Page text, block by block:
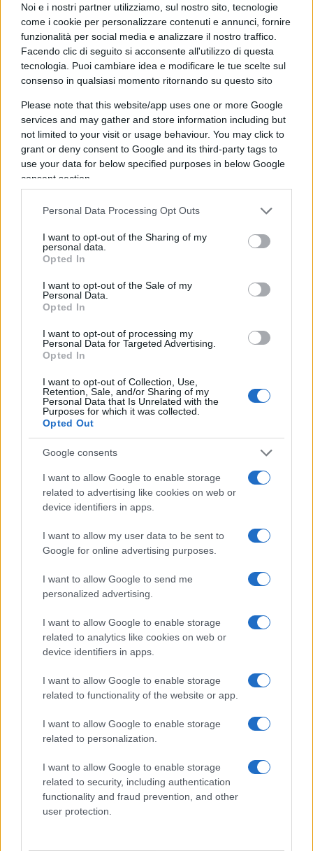
Noi e i nostri partner utilizziamo, sul nostro sito, tecnologie
come i cookie per personalizzare contenuti e annunci, fornire
funzionalità per social media e analizzare il nostro traffico.
Facendo clic di seguito si acconsente all'utilizzo di questa
tecnologia. Puoi cambiare idea e modificare le tue scelte sul
consenso in qualsiasi momento ritornando su questo sito
Please note that this website/app uses one or more Google
services and may gather and store information including but
not limited to your visit or usage behaviour. You may click to
grant or deny consent to Google and its third-party tags to
use your data for below specified purposes in below Google
consent section.
Personal Data Processing Opt Outs
I want to opt-out of the Sharing of my
personal data.
Opted In
I want to opt-out of the Sale of my
Personal Data.
Opted In
I want to opt-out of processing my
Personal Data for Targeted Advertising.
Opted In
I want to opt-out of Collection, Use,
Retention, Sale, and/or Sharing of my
Personal Data that Is Unrelated with the
Purposes for which it was collected.
Opted Out
Google consents
I want to allow Google to enable storage
related to advertising like cookies on web or
device identifiers in apps.
I want to allow my user data to be sent to
Google for online advertising purposes.
I want to allow Google to send me
personalized advertising.
I want to allow Google to enable storage
related to analytics like cookies on web or
device identifiers in apps.
I want to allow Google to enable storage
related to functionality of the website or app.
I want to allow Google to enable storage
related to personalization.
I want to allow Google to enable storage
related to security, including authentication
functionality and fraud prevention, and other
user protection.
Le vignette satiriche diBeppe Fantin, illustratore
trevigiano, nascono dalla passione dell'autore per
dare voce a situazioni, non solo politiche, attraverso i
disegni utilizzando da sempre la tecnica riconoscibile
dell'acquerello. Orgogliosamente un liberale di
centrodestra, il vignettista non fatica a trovare le sue
ispirazioni dall’attuale sinistra, che a suo dire, mai
come in questo momento sta dando il “meglio” di sé.
La satira è libertà di espressione o almeno lo è fino a
offende e non è volgare. Una frase di Alexander
Pushkin lo accompagna da sempre: “Dove non arriva
la spada della legge, là giunge la frusta della satira”.
Più lodi al Sud che al Nord (e
relativi bonus). La maturità
ormai è una barzelletta
Il sistema non premia il merito ma la latitudine in
cui ci si diploma. Troppi prof interni: di fatto
Giulio Alfredo Galetti
7 Agosto 2026, 18:00